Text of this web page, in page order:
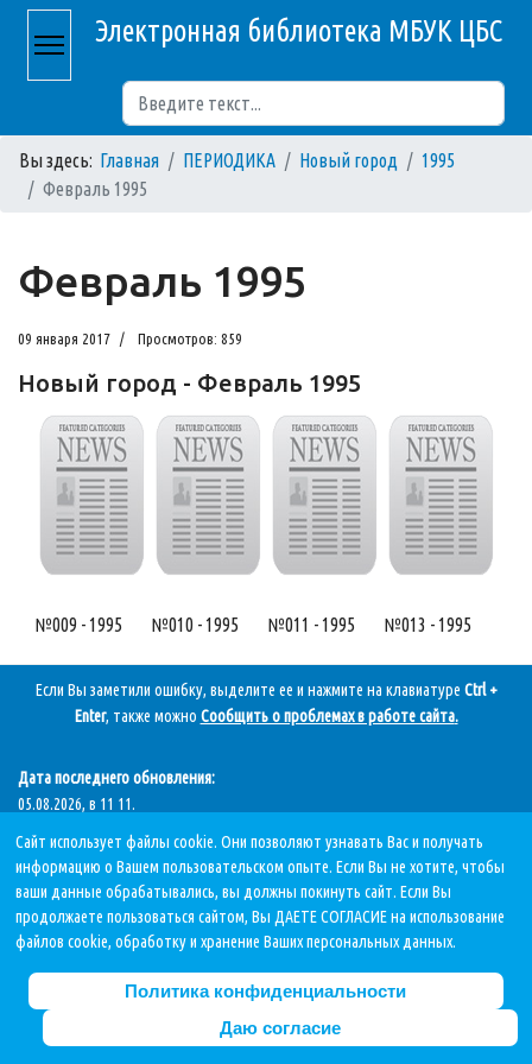
Электронная библиотека МБУК ЦБС
Вы здесь: Главная ПЕРИОДИКА Новый город
1995
Февраль 1995
Февраль 1995
09 января 2017 Просмотров: 859
Новый город - Февраль 1995
№009 - 1995 №010 - 1995 №011 - 1995 №013 - 1995
Если Вы заметили ошибку, выделите ее и нажмите на клавиатуре Ctrl +
Enter, также можно Сообщить о проблемах в работе сайта.
Дата последнего обновления:
05.08.2026, в 11 11.
Политика в отношении обработки персональных данных
При использовании материалов сайта ссылка на источник обязательна!
Copyright © 2015-2026 Централизованная библиотечная система г.Сургута
Сайт использует файлы cookie. Они позволяют узнавать Вас и получать
информацию о Вашем пользовательском опыте. Если Вы не хотите, чтобы
ваши данные обрабатывались, вы должны покинуть сайт. Если Вы
продолжаете пользоваться сайтом, Вы ДАЕТЕ СОГЛАСИЕ на использование
файлов cookie, обработку и хранение Ваших персональных данных.
Политика конфиденциальности
Даю согласие